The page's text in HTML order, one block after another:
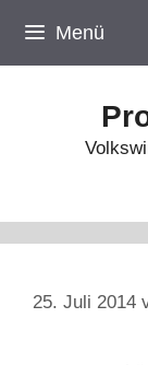
Inhalt
springen
Menü
25. Juli 2014